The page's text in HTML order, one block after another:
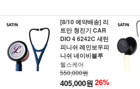
[8/10 예약배송] 리
트만 청진기 CAR
DIO 4 6242C 새틴
피니쉬 레인보우피
니쉬 네이비블루
헬스케어
550,000원
405,000원26%